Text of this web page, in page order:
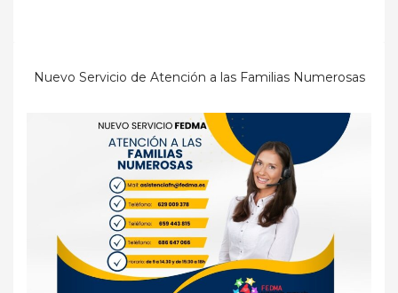
Nuevo Servicio de Atención a las Familias Numerosas